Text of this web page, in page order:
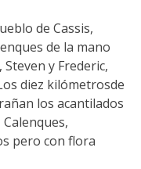
de Cassis,
de la mano
y Frederic,
diez kilómetrosde
los acantilados
pero con flora